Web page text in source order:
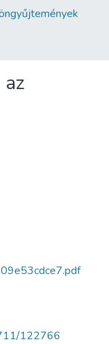
122766